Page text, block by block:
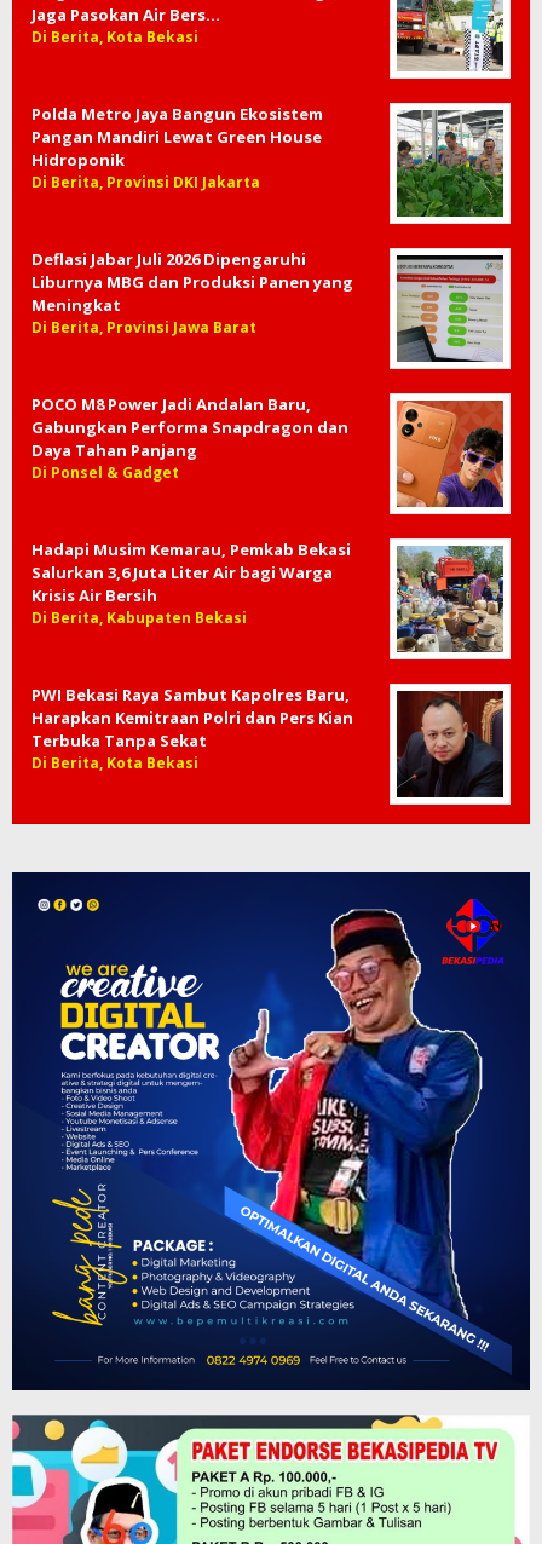
Jaga Pasokan Air Bers…
Di Berita, Kota Bekasi
Polda Metro Jaya Bangun Ekosistem
Pangan Mandiri Lewat Green House
Hidroponik
Di Berita, Provinsi DKI Jakarta
Deflasi Jabar Juli 2026 Dipengaruhi
Liburnya MBG dan Produksi Panen yang
Meningkat
Di Berita, Provinsi Jawa Barat
POCO M8 Power Jadi Andalan Baru,
Gabungkan Performa Snapdragon dan
Daya Tahan Panjang
Di Ponsel & Gadget
Hadapi Musim Kemarau, Pemkab Bekasi
Salurkan 3,6 Juta Liter Air bagi Warga
Krisis Air Bersih
Di Berita, Kabupaten Bekasi
PWI Bekasi Raya Sambut Kapolres Baru,
Harapkan Kemitraan Polri dan Pers Kian
Terbuka Tanpa Sekat
Di Berita, Kota Bekasi